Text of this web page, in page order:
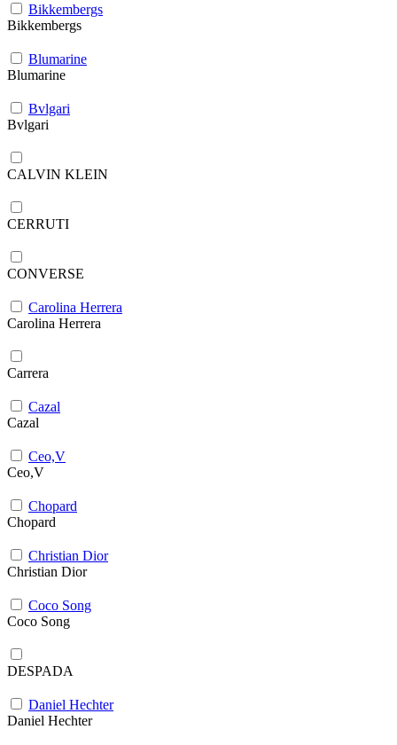
Bikkembergs
Bikkembergs
Blumarine
Blumarine
Bvlgari
Bvlgari
CALVIN KLEIN
CERRUTI
CONVERSE
Carolina Herrera
Carolina Herrera
Carrera
Cazal
Cazal
Ceo,V
Ceo,V
Chopard
Chopard
Christian Dior
Christian Dior
Coco Song
Coco Song
DESPADA
Daniel Hechter
Daniel Hechter